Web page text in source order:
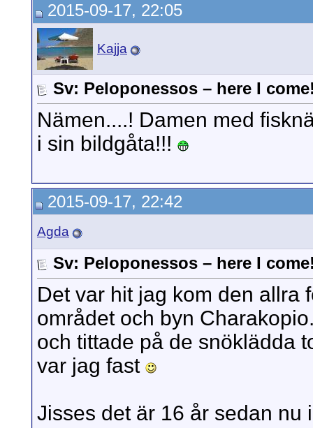
2015-09-17, 22:05
Kajja
Sv: Peloponessos – here I
Nämen....! Damen med
i sin bildgåta!!!
2015-09-17, 22:42
Agda
Sv: Peloponessos – here I
Det var hit jag kom den allra
området och byn
och tittade på de snöklädda
var jag fast
Jisses det är 16 år sedan nu